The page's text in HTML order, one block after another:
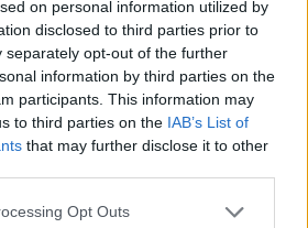
on personal information utilized by
disclosed to third parties prior to
separately opt-out of the further
information by third parties on the
participants. This information may
to third parties on the IAB’s List of
that may further disclose it to other
app uses one or more Google
Opt Outs
15:35
Πάτρα τους φταίει ο
κρίση και ο